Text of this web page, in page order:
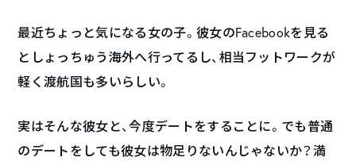
最近ちょっと気になる女の子。彼女のFacebookを見る
としょっちゅう海外へ行ってるし、相当フットワークが
軽く渡航国も多いらしい。
実はそんな彼女と、今度デートをすることに。でも普通
のデートをしても彼女は物足りないんじゃないか？満